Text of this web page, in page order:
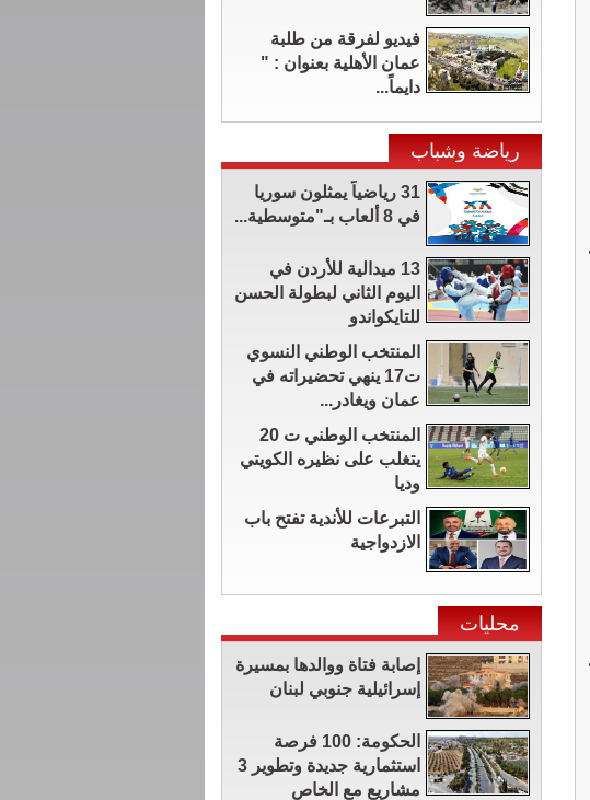
فيديو لفرقة من طلبة
عمان الأهلية بعنوان : "
دايماً...
رياضة وشباب
31 رياضياً يمثلون سوريا
في 8 ألعاب بـ"متوسطية...
13 ميدالية للأردن في
اليوم الثاني لبطولة الحسن
للتايكواندو
المنتخب الوطني النسوي
ت17 ينهي تحضيراته في
عمان ويغادر...
المنتخب الوطني ت 20
يتغلب على نظيره الكويتي
وديا
التبرعات للأندية تفتح باب
الازدواجية
محليات
إصابة فتاة ووالدها بمسيرة
إسرائيلية جنوبي لبنان
الحكومة: 100 فرصة
استثمارية جديدة وتطوير 3
مشاريع مع الخاص